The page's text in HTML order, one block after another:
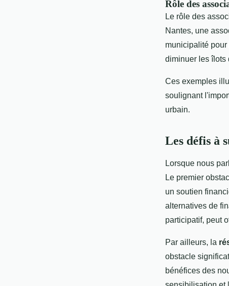
Rôle des
Le rôle des
Nantes, une
municipalité
diminuer les îlots
Ces exemples
soulignant
urbain.
Les défis à
Lorsque nous
Le premier
un soutien
alternatives de
participatif, peut
Par ailleurs, la
obstacle
bénéfices des